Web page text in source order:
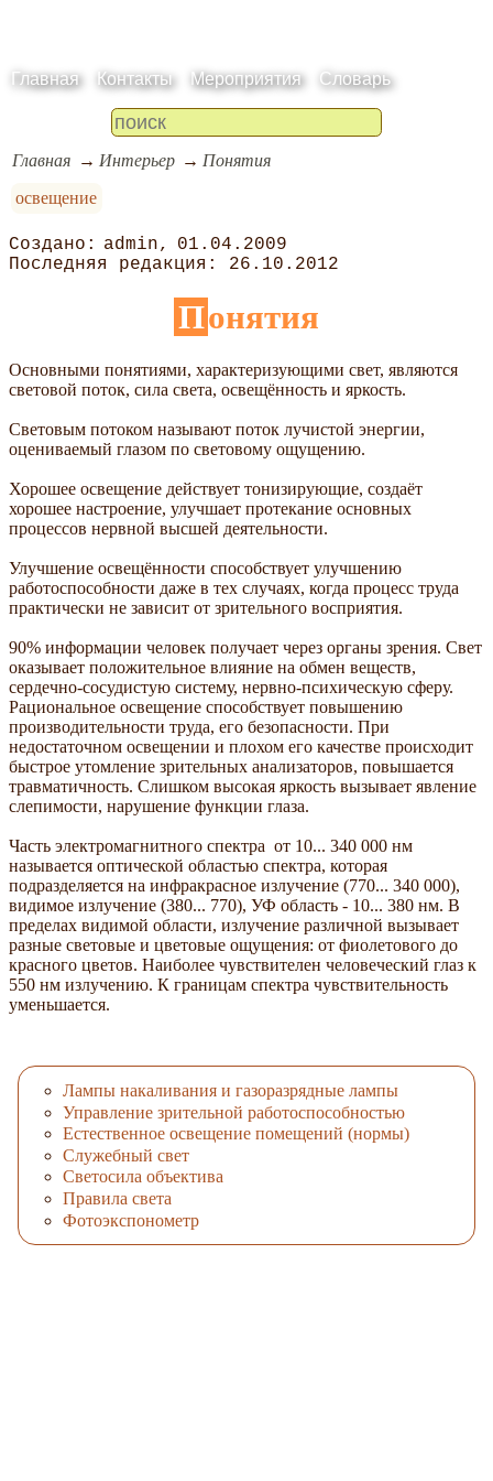
Главная Контакты Мероприятия Словарь
Главная Интерьер
Понятия
освещение
admin
01.04.2009
26.10.2012
Понятия
Основными понятиями, характеризующими свет, являются
световой поток, сила света, освещённость и яркость.
Световым потоком называют поток лучистой энергии,
оцениваемый глазом по световому ощущению.
Хорошее освещение действует тонизирующие, создаёт
хорошее настроение, улучшает протекание основных
процессов нервной высшей деятельности.
Улучшение освещённости способствует улучшению
работоспособности даже в тех случаях, когда процесс труда
практически не зависит от зрительного восприятия.
90% информации человек получает через органы зрения. Свет
оказывает положительное влияние на обмен веществ,
сердечно-сосудистую систему, нервно-психическую сферу.
Рациональное освещение способствует повышению
производительности труда, его безопасности. При
недостаточном освещении и плохом его качестве происходит
быстрое утомление зрительных анализаторов, повышается
травматичность. Слишком высокая яркость вызывает явление
слепимости, нарушение функции глаза.
Часть электромагнитного спектра от 10... 340 000 нм
называется оптической областью спектра, которая
подразделяется на инфракрасное излучение (770... 340 000),
видимое излучение (380... 770), УФ область - 10... 380 нм. В
пределах видимой области, излучение paзличнoй вызывает
разные световые и цветовые ощущения: от фиолетового до
красного цветов. Наиболее чувствителен человеческий глаз к
550 нм излучению. К границам спектра чувствительность
уменьшается.
Лампы накаливания и газоразрядные лампы
Управление зрительной работоспособностью
Естественное освещение помещений (нормы)
Служебный свет
Светосила объектива
Правила света
Фотоэкспонометр